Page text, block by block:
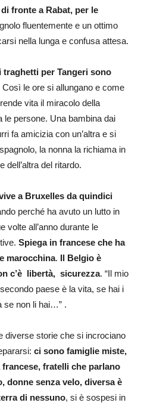
fronte a Rabat, per le
fluentemente e un ottimo
nella lunga e confusa attesa.
per Tangeri sono
Così le ore si allungano e come
vita il miracolo della
le persone. Una bambina dai
fa amicizia con un’altra e si
la nonna la richiama in
dell’altra del ritardo.
a Bruxelles da quindici
perché ha avuto un lutto in
volte all’anno durante le
Spiega in francese che ha
marocchina. Il Belgio è
c’è libertà, sicurezza. “Il mio
paese è la vita, se hai i
se non li hai…” .
diverse storie che si incrociano
ci sono famiglie miste,
fratelli che parlano
donne senza velo, diversa è
di nessuno, si è sospesi in